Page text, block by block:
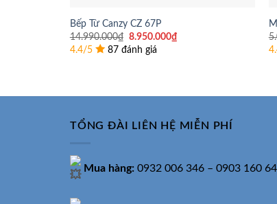
Bếp Từ Canzy CZ 67P
14.990.000₫ Giá
gốc
là:
8.950.000₫
4.4/5 87 đánh giá
TỔNG ĐÀI LIÊN HỆ MIỄN PHÍ
Mua hàng: 0932 006 346 – 0903 160